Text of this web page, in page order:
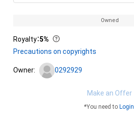
Owned
Royalty：5%
Precautions on copyrights
Owner: 0292929
Make an Offer
*You need to Login